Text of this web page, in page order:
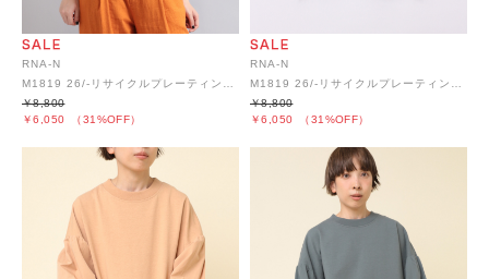
RNA-N
M1819 26/-リサイクルプレーティング布帛コンビプルオーバー
￥6,050 （31%OFF）
￥8,800
RNA-N
M1819 26/-リサイクルプレーティング布帛コンビプルオーバー
￥6,050 （31%OFF）
￥8,800